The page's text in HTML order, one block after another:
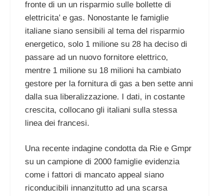
fronte di un un risparmio sulle bollette di
elettricita’ e gas. Nonostante le famiglie
italiane siano sensibili al tema del risparmio
energetico, solo 1 milione su 28 ha deciso di
passare ad un nuovo fornitore elettrico,
mentre 1 milione su 18 milioni ha cambiato
gestore per la fornitura di gas a ben sette anni
dalla sua liberalizzazione. I dati, in costante
crescita, collocano gli italiani sulla stessa
linea dei francesi.
Una recente indagine condotta da Rie e Gmpr
su un campione di 2000 famiglie evidenzia
come i fattori di mancato appeal siano
riconducibili innanzitutto ad una scarsa